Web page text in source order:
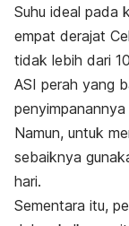
Suhu ideal pada
empat derajat
tidak lebih dari
ASI perah yang
Namun, untuk
sebaiknya
hari.
Sementara itu,